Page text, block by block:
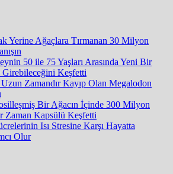
Yerine Ağaçlara Tırmanan 30 Milyon
50 ile 75 Yaşları Arasında Yeni Bir
Keşfetti
Zamandır Kayıp Olan Megalodon
Bir Ağacın İçinde 300 Milyon
Zaman Kapsülü Keşfetti
Isı Stresine Karşı Hayatta
Olur